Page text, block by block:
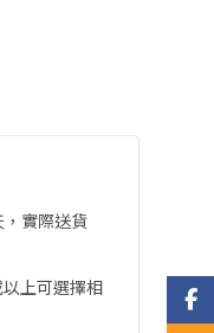
實際送貨
上可選擇相